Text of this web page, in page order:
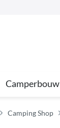
Camperbouw
Camping Shop